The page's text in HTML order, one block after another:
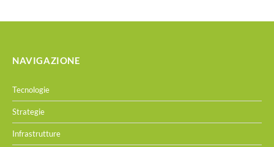
NAVIGAZIONE
Tecnologie
Strategie
Infrastrutture